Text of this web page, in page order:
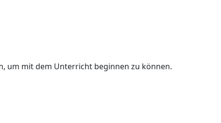
um mit dem Unterricht beginnen zu können.